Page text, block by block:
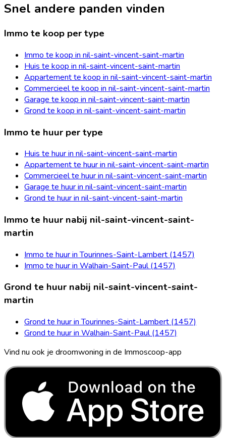
Snel andere panden vinden
Immo te koop per type
Immo te koop in nil-saint-vincent-saint-martin
Huis te koop in nil-saint-vincent-saint-martin
Appartement te koop in nil-saint-vincent-saint-martin
Commercieel te koop in nil-saint-vincent-saint-martin
Garage te koop in nil-saint-vincent-saint-martin
Grond te koop in nil-saint-vincent-saint-martin
Immo te huur per type
Huis te huur in nil-saint-vincent-saint-martin
Appartement te huur in nil-saint-vincent-saint-martin
Commercieel te huur in nil-saint-vincent-saint-martin
Garage te huur in nil-saint-vincent-saint-martin
Grond te huur in nil-saint-vincent-saint-martin
Immo te huur nabij nil-saint-vincent-saint-
martin
Immo te huur in Tourinnes-Saint-Lambert (1457)
Immo te huur in Walhain-Saint-Paul (1457)
Grond te huur nabij nil-saint-vincent-saint-
martin
Grond te huur in Tourinnes-Saint-Lambert (1457)
Grond te huur in Walhain-Saint-Paul (1457)
Vind nu ook je droomwoning in de Immoscoop-app